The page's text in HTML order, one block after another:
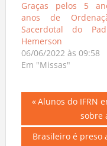
Graças pelos 5
anos de
Sacerdotal do
Hemerson
06/06/2022 às 09:58
Em "Missas"
de
Previous
Alunos do IFRN
sobre
Next
Brasileiro é preso